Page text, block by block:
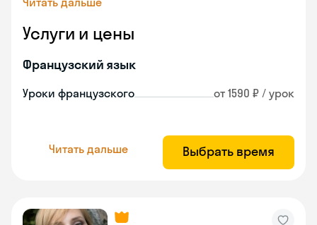
Услуги и цены
Французский язык
Уроки французского от 1590 ₽ / урок
Читать дальше Выбрать время